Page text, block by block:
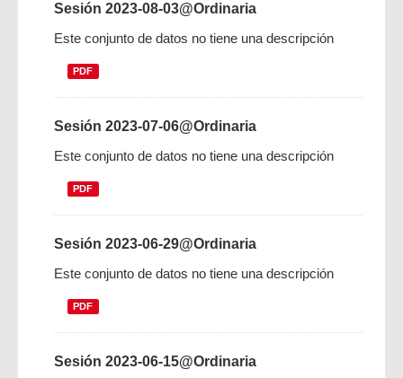
Sesión 2023-08-03@Ordinaria
Este conjunto de datos no tiene una descripción
PDF
Sesión 2023-07-06@Ordinaria
Este conjunto de datos no tiene una descripción
PDF
Sesión 2023-06-29@Ordinaria
Este conjunto de datos no tiene una descripción
PDF
Sesión 2023-06-15@Ordinaria